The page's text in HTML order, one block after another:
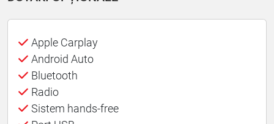
Apple Carplay
Android Auto
Bluetooth
Radio
Sistem hands-free